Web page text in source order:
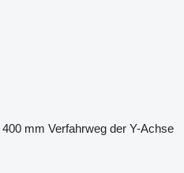
400 mm Verfahrweg der Y-Achse